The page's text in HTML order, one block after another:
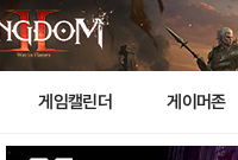
게임캘린더 게이머존